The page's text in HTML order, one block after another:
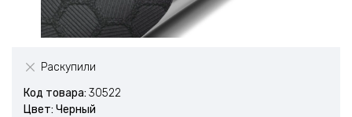
Раскупили
Код товара: 30522
Цвет: Черный